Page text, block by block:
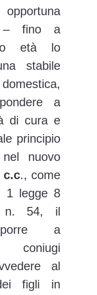
– fino a
età lo
stabile
a
di cura e
principio
nuovo
c.c., come
1 legge 8
n. 54, il
a
coniugi
al
figli in